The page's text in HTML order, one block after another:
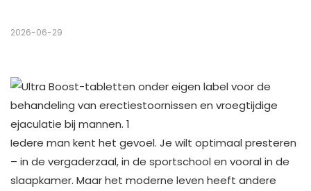
2026-06-29
Iedere man kent het gevoel. Je wilt optimaal presteren
– in de vergaderzaal, in de sportschool en vooral in de
slaapkamer. Maar het moderne leven heeft andere